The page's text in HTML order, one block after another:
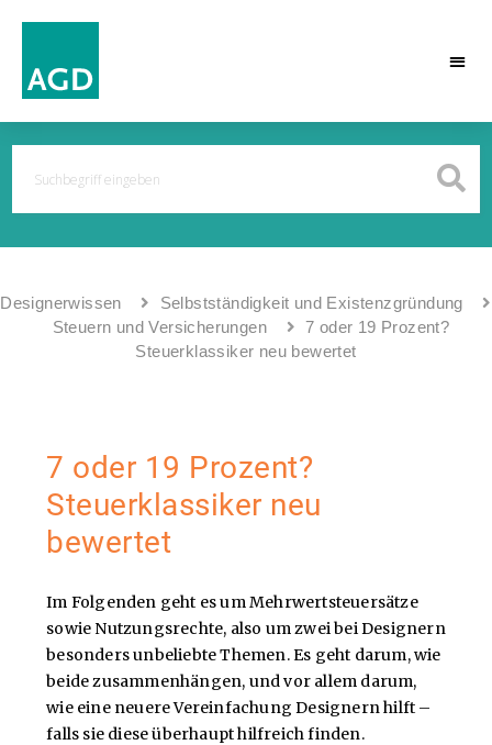
Designerwissen
Selbstständigkeit und Existenzgründung
Steuern und Versicherungen
7 oder 19 Prozent?
Steuerklassiker neu bewertet
7 oder 19 Prozent?
Steuerklassiker neu
bewertet
Im Folgenden geht es um Mehrwertsteuersätze
sowie Nutzungsrechte, also um zwei bei Designern
besonders unbeliebte Themen. Es geht darum, wie
beide zusammenhängen, und vor allem darum,
wie eine neuere Vereinfachung Designern hilft –
falls sie diese überhaupt hilfreich finden.